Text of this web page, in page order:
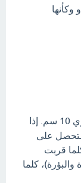
وكأنها
تخيل أن لديك مرآة مقعرة وبعدها البؤري 10 سم. إذا
فستحصل على
قربت
كلما